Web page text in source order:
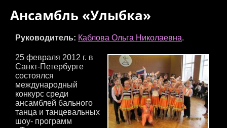
Ансамбль «Улыбка»
Руководитель: Каблова Ольга Николаевна.
25 февраля 2012 г. в
Санкт-Петербурге
состоялся
международный
конкурс среди
ансамблей бального
танца и танцевальных
шоу- программ